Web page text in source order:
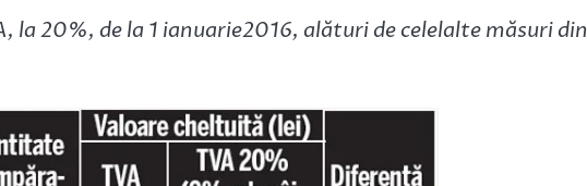
la 20%, de la 1 ianuarie2016, alături de celelalte măsuri din